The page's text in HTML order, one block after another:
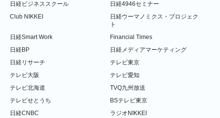
日経ビジネススクール
日経4946セミナー
Club NIKKEI
日経ウーマノミクス・プロジェク
ト
日経Smart Work
Financial Times
日経BP
日経メディアマーケティング
日経リサーチ
テレビ東京
テレビ大阪
テレビ愛知
テレビ北海道
TVQ九州放送
テレビせとうち
BSテレビ東京
日経CNBC
ラジオNIKKEI